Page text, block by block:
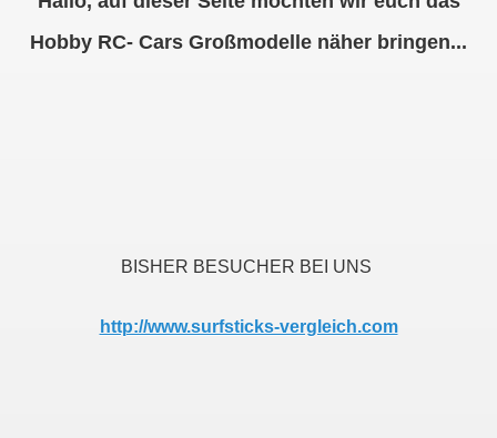
Hobby RC- Cars Großmodelle näher bringen...
BISHER BESUCHER BEI UNS
http://www.surfsticks-vergleich.com